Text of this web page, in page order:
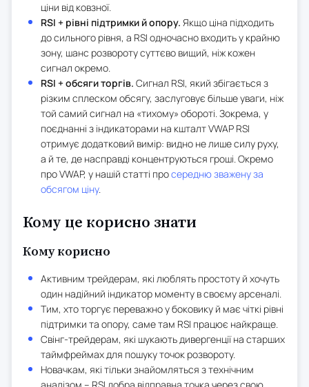
ціни від ковзної.
RSI + рівні підтримки й опору. Якщо ціна підходить
до сильного рівня, а RSI одночасно входить у крайню
зону, шанс розвороту суттєво вищий, ніж кожен
сигнал окремо.
RSI + обсяги торгів. Сигнал RSI, який збігається з
різким сплеском обсягу, заслуговує більше уваги, ніж
той самий сигнал на «тихому» обороті. Зокрема, у
поєднанні з індикаторами на кшталт VWAP RSI
отримує додатковий вимір: видно не лише силу руху,
а й те, де насправді концентруються гроші. Окремо
про VWAP, у нашій статті просередню зважену за
обсягом ціну.
Кому це корисно знати
Кому корисно
Активним трейдерам, які люблять простоту й хочуть
один надійний індикатор моменту в своєму арсеналі.
Тим, хто торгує переважно у боковику й має чіткі рівні
підтримки та опору, саме там RSI працює найкраще.
Свінг-трейдерам, які шукають дивергенції на старших
таймфреймах для пошуку точок розвороту.
Новачкам, які тільки знайомляться з технічним